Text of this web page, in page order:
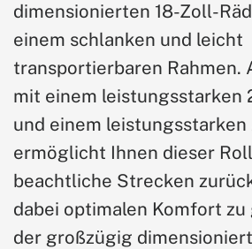
dimensionierten 18-Zoll-
einem schlanken und leicht
transportierbaren Rahmen.
mit einem leistungsstarken
und einem leistungsstarken
ermöglicht Ihnen dieser
beachtliche Strecken
dabei optimalen Komfort zu
der großzügig